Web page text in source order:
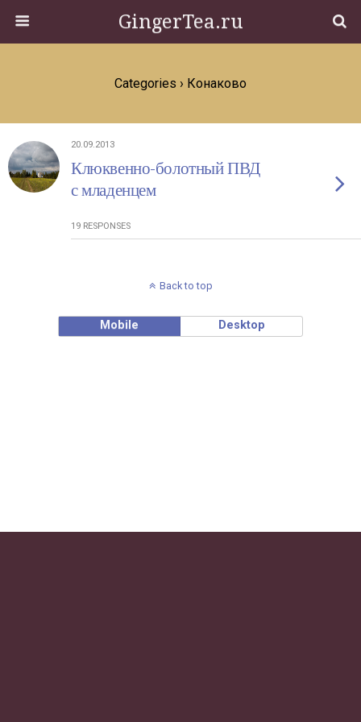
GingerTea.ru
Categories › Конаково
20.09.2013
Клюквенно-болотный ПВД
с младенцем
19 RESPONSES
Back to top
Mobile Desktop